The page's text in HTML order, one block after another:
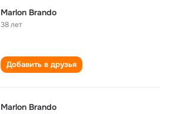
Marlon Brando
38 лет
Добавить в друзья
Marlon Brando